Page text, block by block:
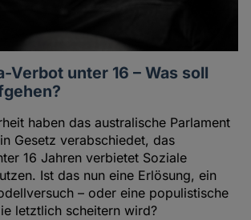
Verbot unter 16 – Was soll
haben das australische Parlament
Gesetz verabschiedet, das
16 Jahren verbietet Soziale
Ist das nun eine Erlösung, ein
– oder eine populistische
letztlich scheitern wird?